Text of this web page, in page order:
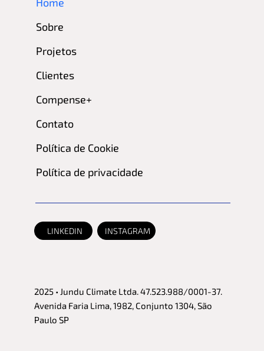
Sobre
Projetos
Clientes
Compense+
Contato
Política de Cookie
Política de privacidade
2025 • Jundu Climate Ltda. 47.523.988/0001-37.
Avenida Faria Lima, 1982, Conjunto 1304, São
Paulo SP
LINKEDIN INSTAGRAM